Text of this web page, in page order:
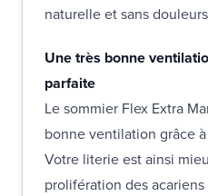
naturelle et sans
Une très bonne
parfaite
Le sommier Flex Extra
bonne ventilation grâce
Votre literie est ainsi
prolifération des